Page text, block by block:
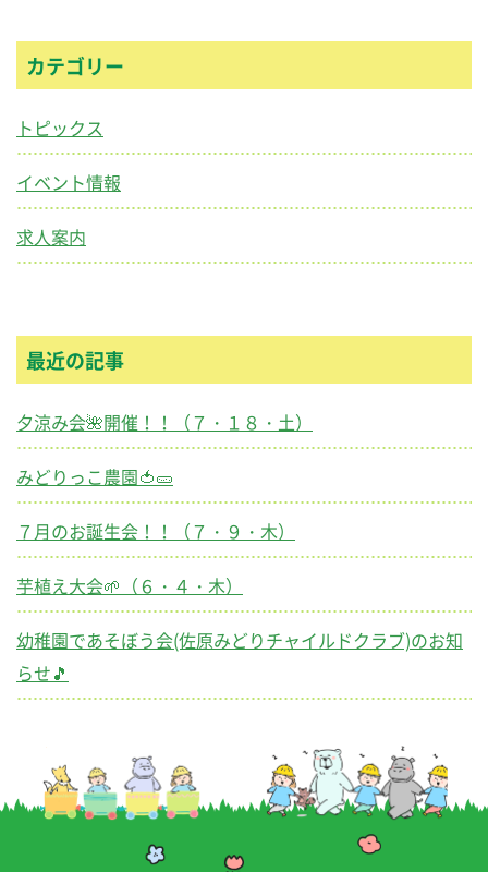
カテゴリー
トピックス
イベント情報
求人案内
最近の記事
夕涼み会🌺開催！！（７・１８・土）
みどりっこ農園🍅🥒
７月のお誕生会！！（７・９・木）
芋植え大会🌱（６・４・木）
幼稚園であそぼう会(佐原みどりチャイルドクラブ)のお知
らせ🎵